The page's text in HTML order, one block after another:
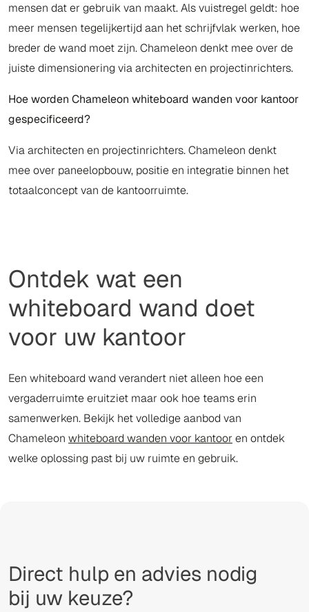
mensen dat er gebruik van maakt. Als vuistregel geldt: hoe
meer mensen tegelijkertijd aan het schrijfvlak werken, hoe
breder de wand moet zijn. Chameleon denkt mee over de
juiste dimensionering via architecten en projectinrichters.
Hoe worden Chameleon whiteboard wanden voor kantoor
gespecificeerd?
Via architecten en projectinrichters. Chameleon denkt
mee over paneelopbouw, positie en integratie binnen het
totaalconcept van de kantoorruimte.
Ontdek wat een
whiteboard wand doet
voor uw kantoor
Een whiteboard wand verandert niet alleen hoe een
vergaderruimte eruitziet maar ook hoe teams erin
samenwerken. Bekijk het volledige aanbod van
Chameleon whiteboard wanden voor kantoor en ontdek
welke oplossing past bij uw ruimte en gebruik.
Direct hulp en advies nodig
bij uw keuze?